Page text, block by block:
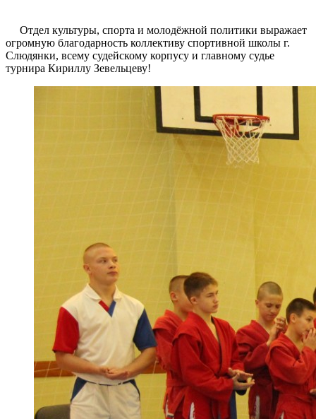
Отдел культуры, спорта и молодёжной политики выражает
огромную благодарность коллективу спортивной школы г.
Слюдянки, всему судейскому корпусу и главному судье
турнира Кириллу Зевельцеву!